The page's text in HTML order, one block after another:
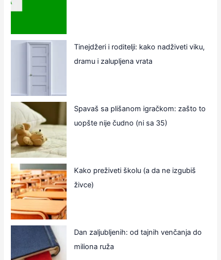
Tinejdžeri i roditelji: kako nadživeti viku,
dramu i zalupljena vrata
Spavaš sa plišanom igračkom: zašto to
uopšte nije čudno (ni sa 35)
Kako preživeti školu (a da ne izgubiš
živce)
Dan zaljubljenih: od tajnih venčanja do
miliona ruža